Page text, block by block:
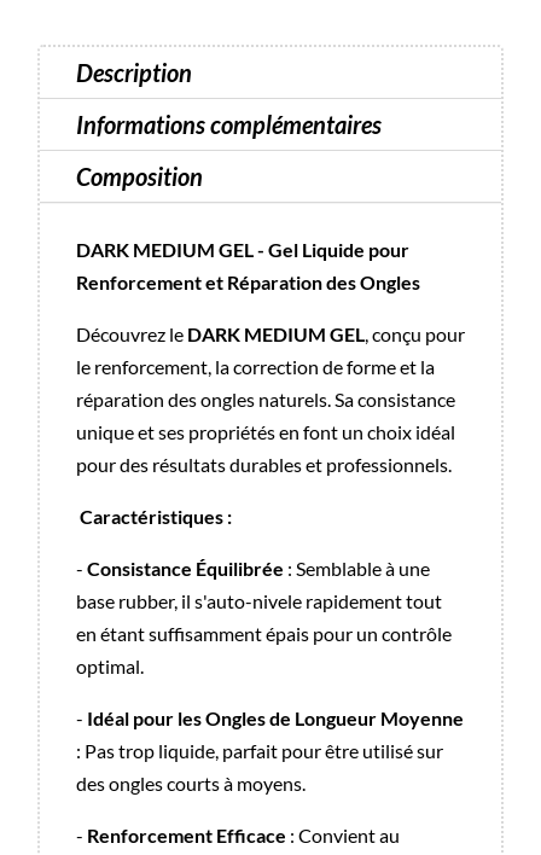
|
DarkDescription
Informations complémentaires
Composition
DARK MEDIUM GEL - Gel Liquide pour
Renforcement et Réparation des Ongles
Découvrez le DARK MEDIUM GEL , conçu pour
le renforcement, la correction de forme et la
réparation des ongles naturels. Sa consistance
unique et ses propriétés en font un choix idéal
pour des résultats durables et professionnels.
Caractéristiques :
- Consistance Équilibrée : Semblable à une
base rubber, il s'auto-nivele rapidement tout
en étant suffisamment épais pour un contrôle
optimal.
- Idéal pour les Ongles de Longueur Moyenne
: Pas trop liquide, parfait pour être utilisé sur
des ongles courts à moyens.
- Renforcement Efficace : Convient au